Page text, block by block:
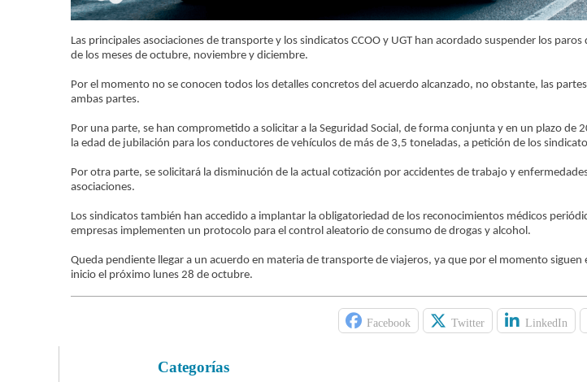
Las principales asociaciones de transporte y los sindicatos CCOO y UGT han acordado suspender los
de los meses de octubre, noviembre y diciembre.
Por el momento no se conocen todos los detalles concretos del acuerdo alcanzado, no obstante, las
ambas partes.
Por una parte, se han comprometido a solicitar a la Seguridad Social, de forma conjunta y en un plazo de
la edad de jubilación para los conductores de vehículos de más de 3,5 toneladas, a petición de los
Por otra parte, se solicitará la disminución de la actual cotización por accidentes de trabajo y
asociaciones.
Los sindicatos también han accedido a implantar la obligatoriedad de los reconocimientos médicos
empresas implementen un protocolo para el control aleatorio de consumo de drogas y alcohol.
Queda pendiente llegar a un acuerdo en materia de transporte de viajeros, ya que por el momento
inicio el próximo lunes 28 de octubre.
Facebook Twitter LinkedIn
Categorías